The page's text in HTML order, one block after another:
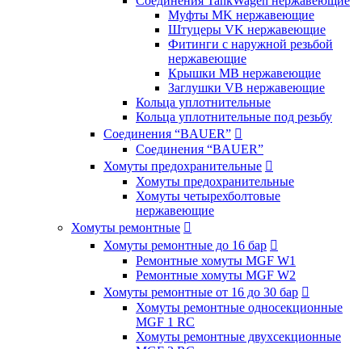
Муфты MK нержавеющие
Штуцеры VK нержавеющие
Фитинги с наружной резьбой
нержавеющие
Крышки MB нержавеющие
Заглушки VB нержавеющие
Кольца уплотнительные
Кольца уплотнительные под резьбу
Соединения “BAUER” 
Соединения “BAUER”
Хомуты предохранительные 
Хомуты предохранительные
Хомуты четырехболтовые
нержавеющие
Хомуты ремонтные 
Хомуты ремонтные до 16 бар 
Ремонтные хомуты MGF W1
Ремонтные хомуты MGF W2
Хомуты ремонтные от 16 до 30 бар 
Хомуты ремонтные односекционные
MGF 1 RC
Хомуты ремонтные двухсекционные